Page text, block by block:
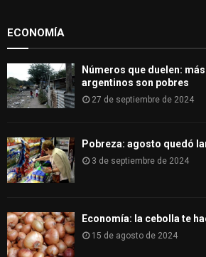
ECONOMÍA
Números que duelen:
argentinos son pobres
27 de septiembre de 2024
Pobreza: agosto quedó
3 de septiembre de 2024
Economía: la cebolla te
15 de agosto de 2024